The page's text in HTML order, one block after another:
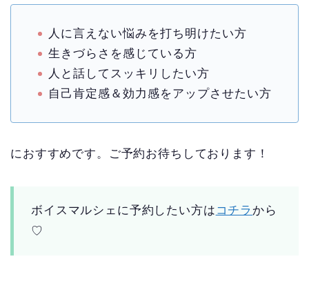
人に言えない悩みを打ち明けたい方
生きづらさを感じている方
人と話してスッキリしたい方
自己肯定感＆効力感をアップさせたい方
におすすめです。ご予約お待ちしております！
ボイスマルシェに予約したい方は コチラ から
♡